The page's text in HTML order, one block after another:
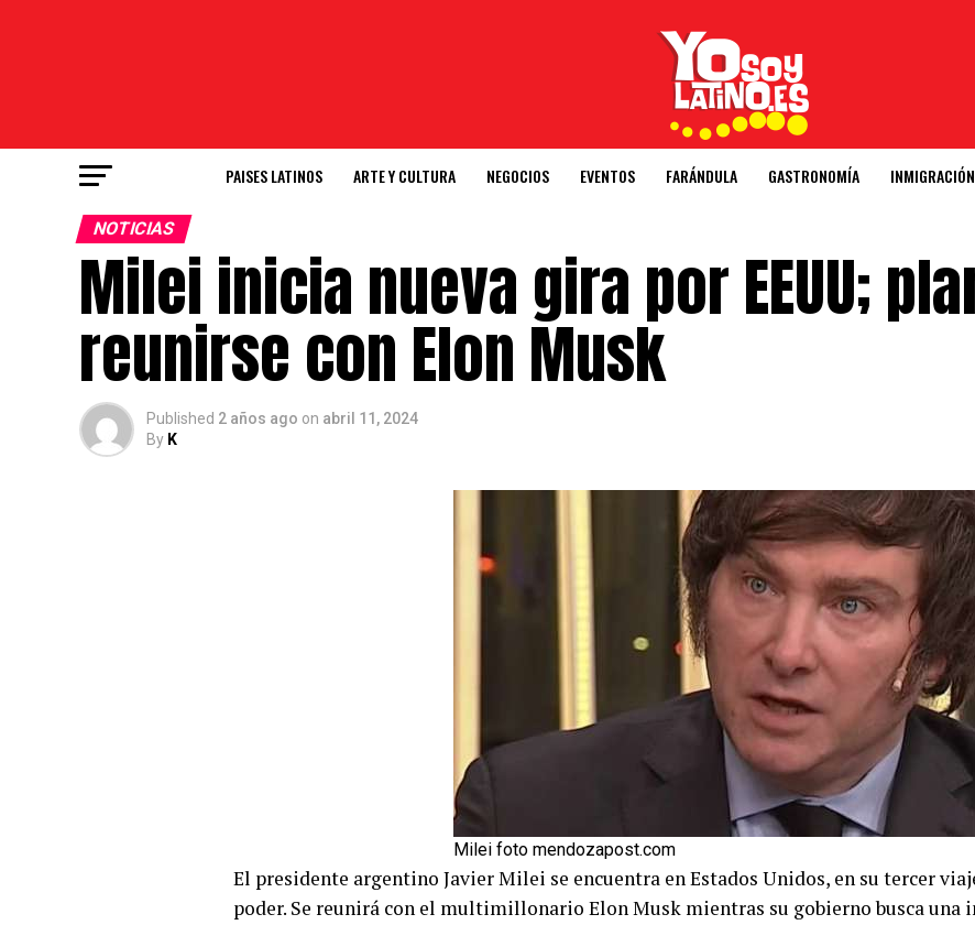
PAISES LATINOS ARTE Y CULTURA NEGOCIOS EVENTOS FARÁNDULA GASTRONOMÍA INMIGRACIÓN
NOTICIAS
Milei inicia nueva gira por EEUU;
reunirse con Elon Musk
Published 2 años ago on abril 11, 2024
By K
Milei foto mendozapost.com
El presidente argentino Javier Milei se encuentra en Estados Unidos, en su tercer
poder. Se reunirá con el multimillonario Elon Musk mientras su gobierno busca una